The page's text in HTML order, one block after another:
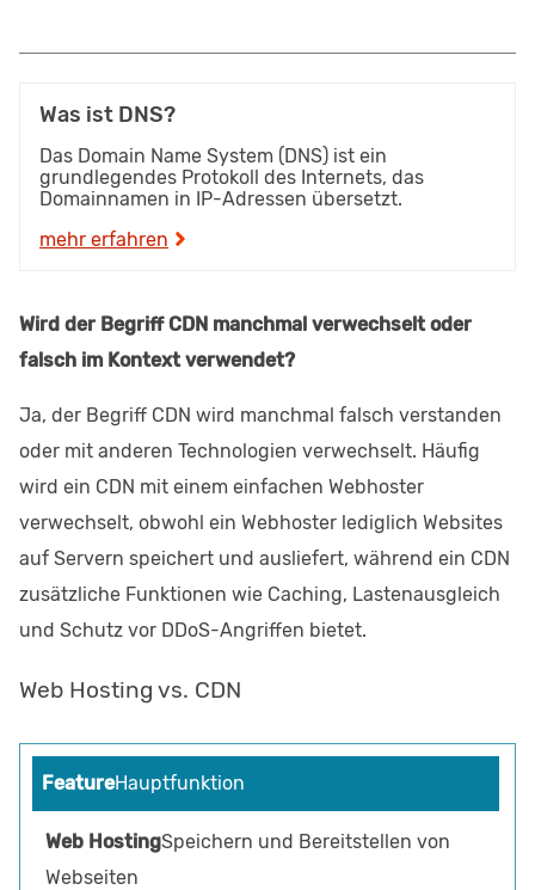
Was ist DNS?
Das Domain Name System (DNS) ist ein
grundlegendes Protokoll des Internets, das
Domainnamen in IP-Adressen übersetzt.
mehr erfahren
Wird der Begriff CDN manchmal verwechselt oder
falsch im Kontext verwendet?
Ja, der Begriff CDN wird manchmal falsch verstanden
oder mit anderen Technologien verwechselt. Häufig
wird ein CDN mit einem einfachen Webhoster
verwechselt, obwohl ein Webhoster lediglich Websites
auf Servern speichert und ausliefert, während ein CDN
zusätzliche Funktionen wie Caching, Lastenausgleich
und Schutz vor DDoS-Angriffen bietet.
Web Hosting vs. CDN
Hauptfunktion
Speichern und Bereitstellen von
Webseiten